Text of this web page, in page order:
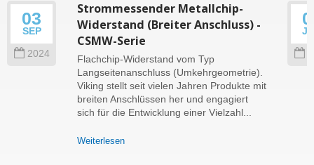
03
SEP
2024
Strommessender Metallchip-
Widerstand (Breiter Anschluss) -
CSMW-Serie
Flachchip-Widerstand vom Typ
Langseitenanschluss (Umkehrgeometrie).
Viking stellt seit vielen Jahren Produkte mit
breiten Anschlüssen her und engagiert
sich für die Entwicklung einer Vielzahl...
Weiterlesen